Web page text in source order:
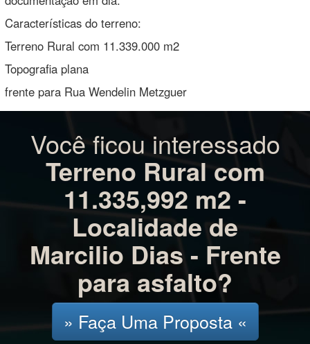
Lindo terreno Rural frente para asfalto próximo Mercado
Tochetto, Colégio Agricula, Universidade UNC, cercado,
documentação em dia.
Características do terreno:
Terreno Rural com 11.339.000 m2
Topografia plana
frente para Rua Wendelin Metzguer
Você ficou interessado
Terreno Rural com
11.335,992 m2 -
Localidade de
Marcilio Dias - Frente
para asfalto?